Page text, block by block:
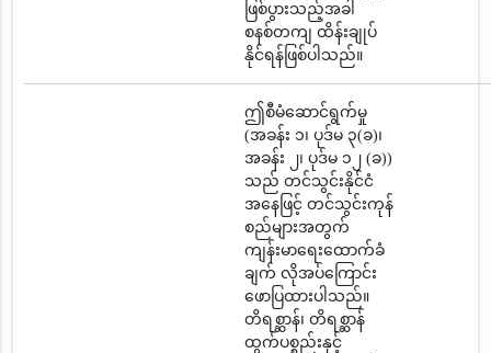
ဖြစ်ပွားသည့်အခါ
စနစ်တကျ ထိန်းချုပ်
နိုင်ရန်ဖြစ်ပါသည်။
ဤစီမံဆောင်ရွက်မှု
(အခန်း ၁၊ ပုဒ်မ ၃(ခ)၊
အခန်း ၂၊ ပုဒ်မ ၁၂ (ခ))
သည် တင်သွင်းနိုင်ငံ
အနေဖြင့် တင်သွင်းကုန်
စည်များအတွက်
ကျန်းမာရေးထောက်ခံ
ချက် လိုအပ်ကြောင်း
ဖောပြထားပါသည်။
တိရစ္ဆာန်၊ တိရစ္ဆာန်
ထွက်ပစ္စည်းနှင့်